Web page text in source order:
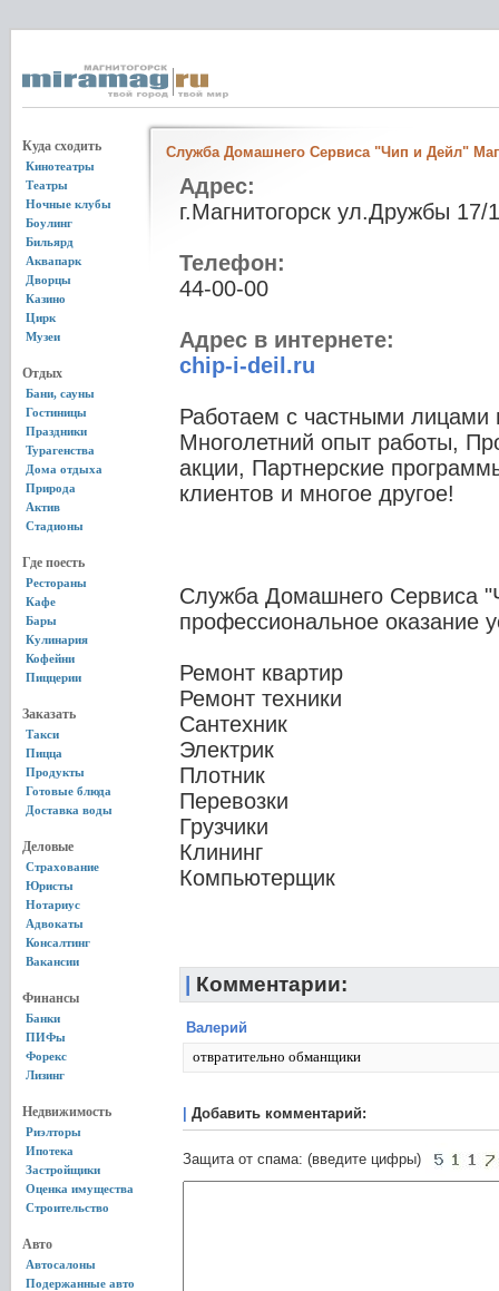
Куда сходить
Кинотеатры
Театры
Ночные клубы
Боулинг
Бильярд
Аквапарк
Дворцы
Казино
Цирк
Музеи
Отдых
Бани, сауны
Гостиницы
Праздники
Турагенства
Дома отдыха
Природа
Актив
Стадионы
Где поесть
Рестораны
Кафе
Бары
Кулинария
Кофейни
Пиццерии
Заказать
Такси
Пицца
Продукты
Готовые блюда
Доставка воды
Деловые
Страхование
Юристы
Нотариус
Адвокаты
Консалтинг
Вакансии
Финансы
Банки
ПИФы
Форекс
Лизинг
Недвижимость
Риэлторы
Ипотека
Застройщики
Оценка имущества
Строительство
Авто
Автосалоны
Подержанные авто
Служба Домашнего Сервиса "Чип и Дейл"
Адрес:
г.Магнитогорск ул.Дружбы 17/
Телефон:
44-00-00
Адрес в интернете:
chip-i-deil.ru
Работаем с частными лицами
Многолетний опыт работы,
акции, Партнерские
клиентов и многое другое!
Служба Домашнего Сервиса
профессиональное оказание
Ремонт квартир
Ремонт техники
Сантехник
Электрик
Плотник
Перевозки
Грузчики
Клининг
Компьютерщик
Комментарии:
Валерий
отвратительно обманщики
Добавить комментарий:
Защита от спама: (введите цифры)